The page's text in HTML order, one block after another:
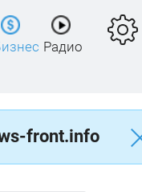
Радио
front.info